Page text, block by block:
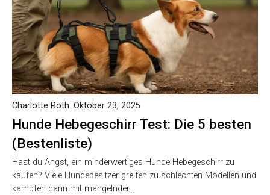
Hunde Hebegeschirr Test: Die 5 besten
(Bestenliste)
Charlotte Roth Oktober 23, 2025
Hast du Angst, ein minderwertiges Hunde Hebegeschirr zu
kaufen? Viele Hundebesitzer greifen zu schlechten Modellen und
kämpfen dann mit mangelnder…